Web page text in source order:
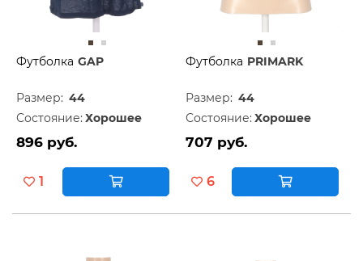
Футболка GAP
Размер: 44
Состояние: Хорошее
896 руб.
1
Футболка PRIMARK
Размер: 44
Состояние: Хорошее
707 руб.
6